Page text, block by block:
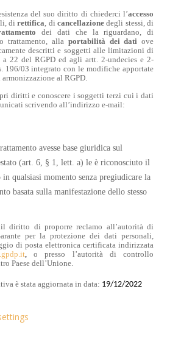
del suo diritto di chiederci l’accesso
direttifica, di cancellazionedegli stessi, di
dei dati che la riguardano, di
trattamento, alla portabilità dei dati ove
descritti e soggetti alle limitazioni di
22 del RGPD ed agli artt. 2-undecies e 2-
196/03 integrato con le modifiche apportate
al RGPD.
diritti e conoscere i soggetti terzi cui i dati
scrivendo all’indirizzo e-mail:
avesse base giuridica sul
(art. 6, § 1, lett. a) le è riconosciuto il
qualsiasi momento senza pregiudicare la
basata sulla manifestazione dello stesso
diritto di proporre reclamo all’autorità di
per la protezione dei dati personali,
di posta elettronica certificata indirizzata
,o presso l’autorità di controllo
Paese dell’Unione.
è stata aggiornata in data: 19/12/2022